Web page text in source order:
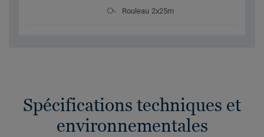
Rouleau 2x25m
Spécifications techniques et
environnementales